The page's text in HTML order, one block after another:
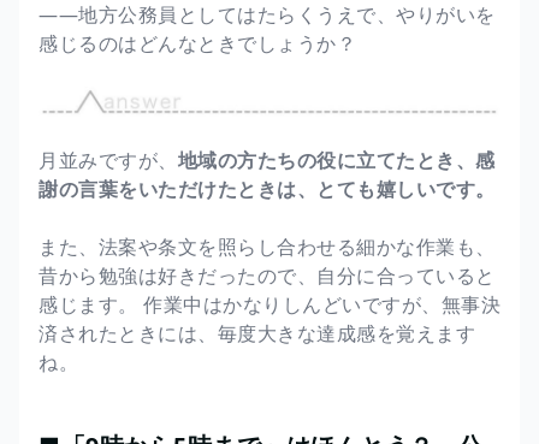
――地方公務員としてはたらくうえで、やりがいを
感じるのはどんなときでしょうか？
月並みですが、 地域の方たちの役に立てたとき、感
謝の言葉をいただけたときは、とても嬉しいです。
また、法案や条文を照らし合わせる細かな作業も、
昔から勉強は好きだったので、自分に合っていると
感じます。 作業中はかなりしんどいですが、無事決
済されたときには、毎度大きな達成感を覚えます
ね。